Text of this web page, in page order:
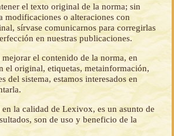
el texto original de la norma; sin
modificaciones o alteraciones con
sírvase comunicarnos para corregirlas
en nuestras publicaciones.
mejorar el contenido de la norma, en
el original, etiquetas, metainformación,
del sistema, estamos interesados en
la calidad de Lexivox, es un asunto de
son de uso y beneficio de la